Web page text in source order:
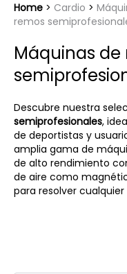
Home Cardio
remos
Máquinas de
Descubre nuestra
semiprofesionales,
de deportistas y
amplia gama de
de alto rendimiento
de aire como
para resolver cualquier